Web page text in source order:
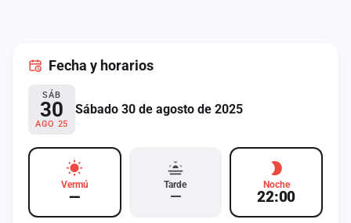
Fecha y horarios
SÁB
30
AGO 25
Sábado 30 de agosto de 2025
Vermú
—
Tarde
—
Noche
22:00